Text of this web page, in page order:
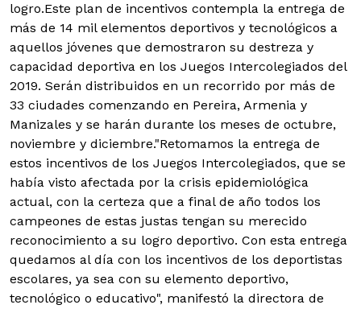
logro.Este plan de incentivos contempla la entrega de
más de 14 mil elementos deportivos y tecnológicos a
aquellos jóvenes que demostraron su destreza y
capacidad deportiva en los Juegos Intercolegiados del
2019. Serán distribuidos en un recorrido por más de
33 ciudades comenzando en Pereira, Armenia y
Manizales y se harán durante los meses de octubre,
noviembre y diciembre."Retomamos la entrega de
estos incentivos de los Juegos Intercolegiados, que se
había visto afectada por la crisis epidemiológica
actual, con la certeza que a final de año todos los
campeones de estas justas tengan su merecido
reconocimiento a su logro deportivo. Con esta entrega
quedamos al día con los incentivos de los deportistas
escolares, ya sea con su elemento deportivo,
tecnológico o educativo", manifestó la directora de